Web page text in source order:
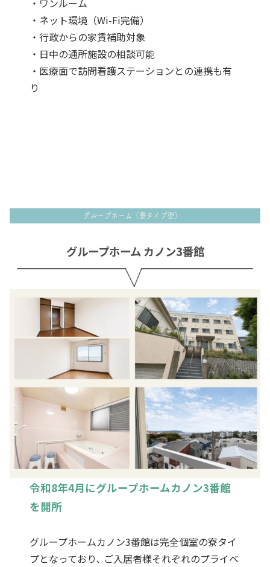
・ネット環境（Wi-Fi完備）
・行政からの家賃補助対象
・日中の通所施設の相談可能
・医療面で訪問看護ステーションとの連携も有
り
グループホーム カノン3番館
令和8年4月にグループホームカノン3番館
を開所
グループホームカノン3番館は完全個室の寮タイ
プとなっており､ ご入居者様それぞれのプライベ